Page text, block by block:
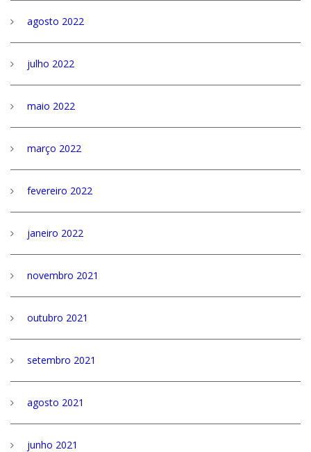
agosto 2022
julho 2022
maio 2022
março 2022
fevereiro 2022
janeiro 2022
novembro 2021
outubro 2021
setembro 2021
agosto 2021
junho 2021